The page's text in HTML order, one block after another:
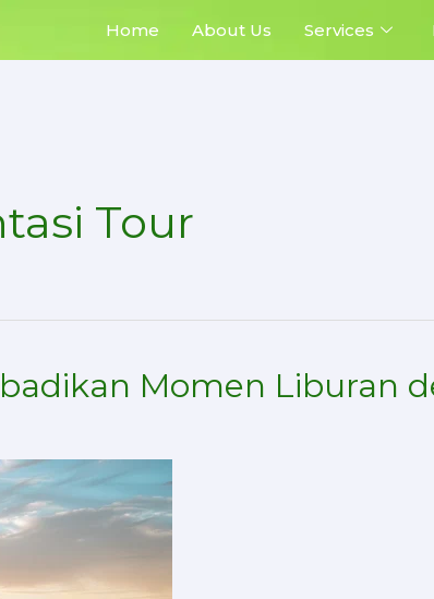
Home About Us Services
Tour
Momen Liburan